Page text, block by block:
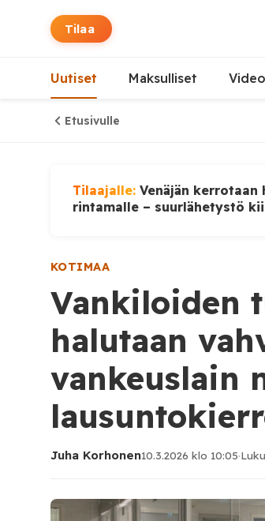
Tilaa
Uutiset Maksulliset
Etusivulle
Tilaajalle: Venäjän kerrotaan
rintamalle – suurlähetystö
KOTIMAA
Vankiloiden
halutaan
vankeuslain
Juha Korhonen10.3.2026 klo 10:05·